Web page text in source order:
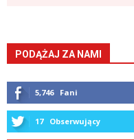
PODĄŻAJ ZA NAMI
5,746 Fani
17 Obserwujący